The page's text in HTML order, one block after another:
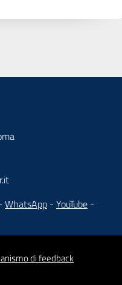
WhatsApp - YouTube -
di feedback